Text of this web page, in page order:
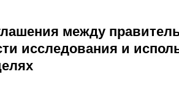
между
исследования и